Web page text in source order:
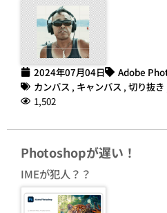
2024年07月04日
Adobe
カンバス , キャンバス , 切り抜き
1,502
Photoshopが遅い！
IMEが犯人？？